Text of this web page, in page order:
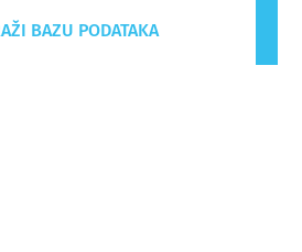
BAZU PODATAKA